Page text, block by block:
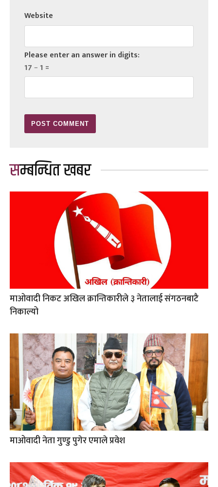
Website
Please enter an answer in digits:
17 − 1 =
सम्बन्धित खबर
माओवादी निकट अखिल क्रान्तिकारीले ३ नेतालाई संगठनबाटै
निकाल्यो
माओवादी नेता गुण्डु पुगेर एमाले प्रवेश